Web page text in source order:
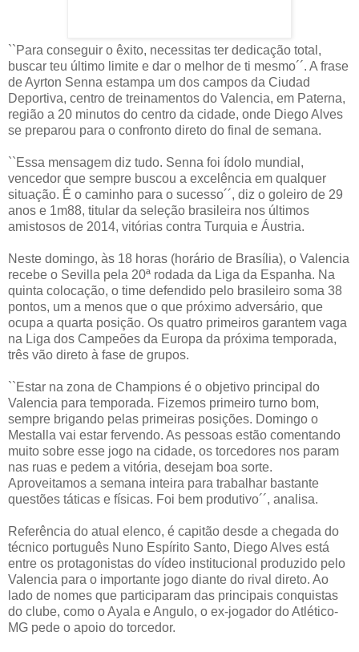
``Para conseguir o êxito, necessitas ter dedicação total,
buscar teu último limite e dar o melhor de ti mesmo´´. A frase
de Ayrton Senna estampa um dos campos da Ciudad
Deportiva, centro de treinamentos do Valencia, em Paterna,
região a 20 minutos do centro da cidade, onde Diego Alves
se preparou para o confronto direto do final de semana.
``Essa mensagem diz tudo. Senna foi ídolo mundial,
vencedor que sempre buscou a excelência em qualquer
situação. É o caminho para o sucesso´´, diz o goleiro de 29
anos e 1m88, titular da seleção brasileira nos últimos
amistosos de 2014, vitórias contra Turquia e Áustria.
Neste domingo, às 18 horas (horário de Brasília), o Valencia
recebe o Sevilla pela 20ª rodada da Liga da Espanha. Na
quinta colocação, o time defendido pelo brasileiro soma 38
pontos, um a menos que o que próximo adversário, que
ocupa a quarta posição. Os quatro primeiros garantem vaga
na Liga dos Campeões da Europa da próxima temporada,
três vão direto à fase de grupos.
``Estar na zona de Champions é o objetivo principal do
Valencia para temporada. Fizemos primeiro turno bom,
sempre brigando pelas primeiras posições. Domingo o
Mestalla vai estar fervendo. As pessoas estão comentando
muito sobre esse jogo na cidade, os torcedores nos param
nas ruas e pedem a vitória, desejam boa sorte.
Aproveitamos a semana inteira para trabalhar bastante
questões táticas e físicas. Foi bem produtivo´´, analisa.
Referência do atual elenco, é capitão desde a chegada do
técnico português Nuno Espírito Santo, Diego Alves está
entre os protagonistas do vídeo institucional produzido pelo
Valencia para o importante jogo diante do rival direto. Ao
lado de nomes que participaram das principais conquistas
do clube, como o Ayala e Angulo, o ex-jogador do Atlético-
MG pede o apoio do torcedor.